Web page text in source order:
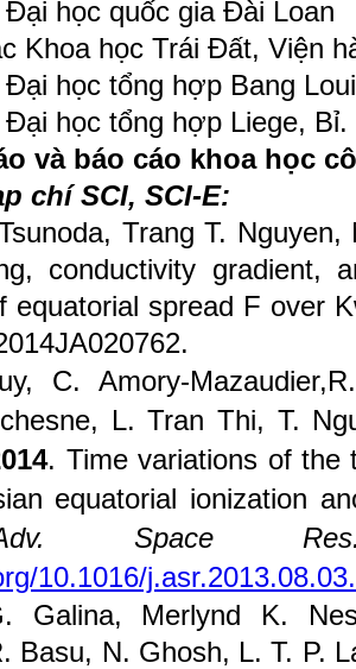
học quốc gia Đài Loan
Khoa học Trái Đất, Viện
học tổng hợp Bang
học tổng hợp Liege, Bỉ.
và báo cáo khoa học
chí SCI, SCI-E:
Trang T.
conductivity gradient,
equatorial spread F over
C. Amory-
L. Tran Thi, T.
. Time variations of the
equatorial ionization
Space
10.1016/j.asr.2013.08.03.
Galina, Merlynd K.
Basu, N. Ghosh, L. T. P.